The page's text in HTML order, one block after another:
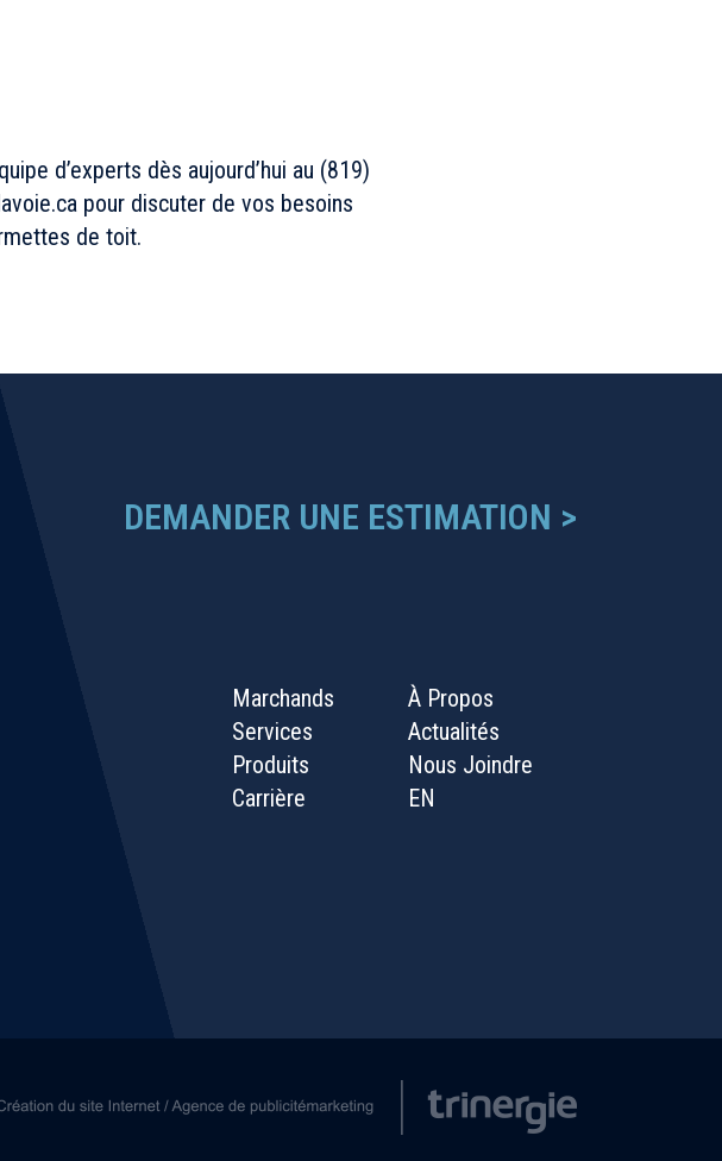
d’experts dès aujourd’hui au (819)
pour discuter de vos besoins
de toit.
DEMANDER UNE ESTIMATION >
Marchands
Services
Produits
Carrière
À Propos
Actualités
Nous Joindre
EN